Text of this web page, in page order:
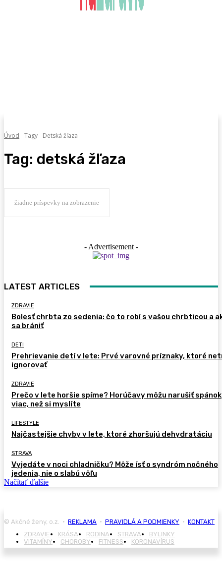
Úvod Tagy Detská žľaza
Tag: detská žľaza
žiadne príspevky na zobrazenie
- Advertisement -
LATEST ARTICLES
ZDRAVIE
Bolesť chrbta zo sedenia: čo to robí s vašou chrbticou a
sa brániť
DETI
Prehrievanie detí v lete: Prvé varovné príznaky, ktoré
ignorovať
ZDRAVIE
Prečo v lete horšie spíme? Horúčavy môžu narušiť spánok
viac, než si myslíte
LIFESTYLE
Najčastejšie chyby v lete, ktoré zhoršujú dehydratáciu
STRAVA
Vyjedáte v noci chladničku? Môže ísť o syndróm nočného
jedenia, nie o slabú vôľu
Načítať ďalšie
© Akčné ženy, o.z. • REKLAMA • PRAVIDLÁ A PODMIENKY • KONTAKT
ZDRAVIE
KRÁSA RODINA STRAVA
BYLINKY
VITAMÍNY
CHOROBY FITNESS KORONAVÍRUS